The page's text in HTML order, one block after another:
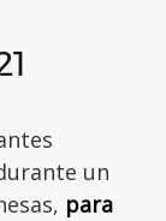
un
para